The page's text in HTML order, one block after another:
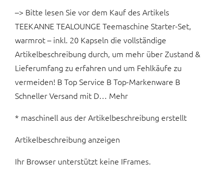
–> Bitte lesen Sie vor dem Kauf des Artikels
TEEKANNE TEALOUNGE Teemaschine Starter-Set,
warmrot – inkl. 20 Kapseln die vollständige
Artikelbeschreibung durch, um mehr über Zustand &
Lieferumfang zu erfahren und um Fehlkäufe zu
vermeiden! B Top Service B Top-Markenware B
Schneller Versand mit D… Mehr
* maschinell aus der Artikelbeschreibung erstellt
Artikelbeschreibung anzeigen
Ihr Browser unterstützt keine IFrames.